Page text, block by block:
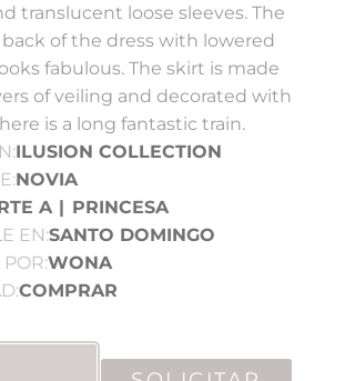
translucent loose sleeves. The
of the dress with lowered
fabulous. The skirt is made
of veiling and decorated with
is a long fantastic train.
ILUSION COLLECTION
NOVIA
A | PRINCESA
EN:SANTO DOMINGO
WONA
COMPRAR